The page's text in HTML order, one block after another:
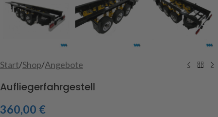
Start/Shop/Angebote
Aufliegerfahrgestell
360,00 €